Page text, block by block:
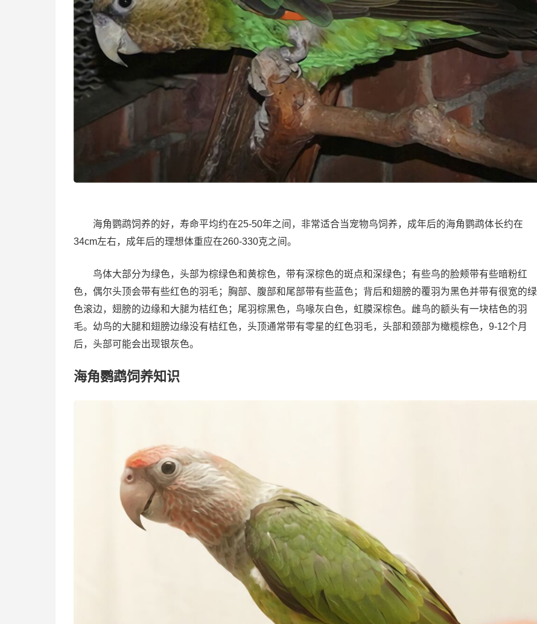
海角鹦鹉饲养的好，寿命平均约在25-50年之间，非常适合当宠物鸟饲养，成年后的海角鹦鹉体长约在
34cm左右，成年后的理想体重应在260-330克之间。
鸟体大部分为绿色，头部为棕绿色和黄棕色，带有深棕色的斑点和深绿色；有些鸟的脸颊带有些暗粉红
色，偶尔头顶会带有些红色的羽毛；胸部、腹部和尾部带有些蓝色；背后和翅膀的覆羽为黑色并带有很宽的绿
色滚边，翅膀的边缘和大腿为桔红色；尾羽棕黑色，鸟喙灰白色，虹膜深棕色。雌鸟的额头有一块桔色的羽
毛。幼鸟的大腿和翅膀边缘没有桔红色，头顶通常带有零星的红色羽毛，头部和颈部为橄榄棕色，9-12个月
后，头部可能会出现银灰色。
海角鹦鹉饲养知识